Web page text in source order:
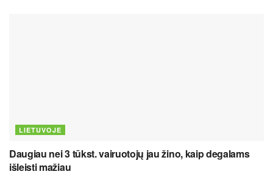
LIETUVOJE
Daugiau nei 3 tūkst. vairuotojų jau žino, kaip degalams
išleisti mažiau